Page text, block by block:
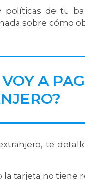
políticas de tu
sobre cómo
A
te
la tarjeta no tiene